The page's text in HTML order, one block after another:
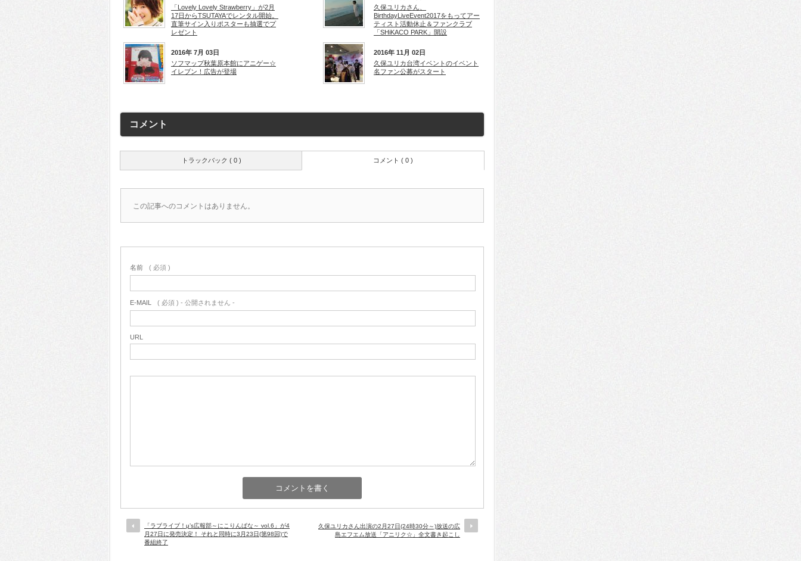
「Lovely Lovely Strawberry」が2月
17日からTSUTAYAでレンタル開始。
直筆サイン入りポスターも抽選でプ
レゼント
久保ユリカさん、
BirthdayLiveEvent2017をもってアー
ティスト活動休止＆ファンクラブ
「SHiKACO PARK」開設
2016年 7月 03日
ソフマップ秋葉原本館にアニゲー☆
イレブン！広告が登場
2016年 11月 02日
久保ユリカ台湾イベントのイベント
名ファン公募がスタート
コメント
トラックバック ( 0 ) コメント ( 0 )
この記事へのコメントはありません。
名前 ( 必須 )
E-MAIL ( 必須 ) - 公開されません -
URL
「ラブライブ！μ’s広報部～にこりんぱな～ vol.6」が4
月27日に発売決定！ それと同時に3月23日(第98回)で
番組終了
久保ユリカさん出演の2月27日(24時30分～)放送の広
島エフエム放送「アニリク☆」全文書き起こし